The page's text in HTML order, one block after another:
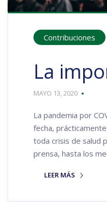
Contribuciones
La
MAYO 13, 2020
La pandemia por
fecha,
toda crisis de salud
prensa, hasta los
LEER MÁS